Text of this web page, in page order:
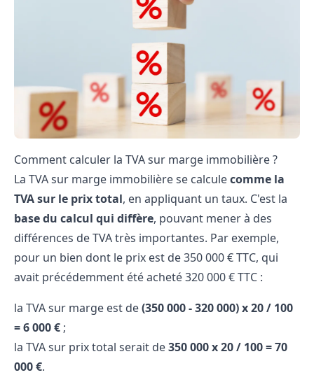
Comment calculer la TVA sur marge immobilière ?
La TVA sur marge immobilière se calculecomme la
TVA sur le prix total, en appliquant un taux. C'est la
base du calcul qui diffère, pouvant mener à des
différences de TVA très importantes. Par exemple,
pour un bien dont le prix est de 350 000 € TTC, qui
avait précédemment été acheté 320 000 € TTC :
la TVA sur marge est de(350 000 - 320 000) x 20 / 100
= 6 000 € ;
la TVA sur prix total serait de350 000 x 20 / 100 = 70
000 €.